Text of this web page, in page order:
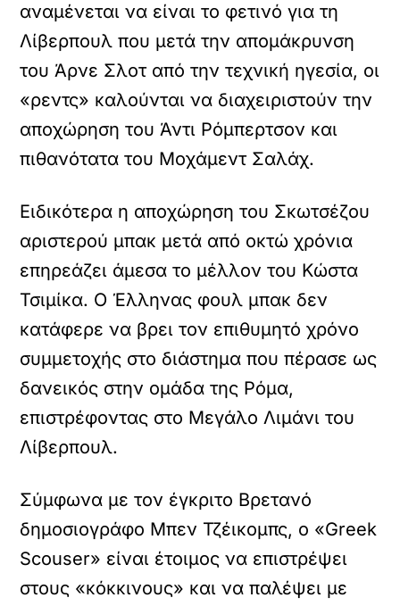
αναμένεται να είναι το φετινό για τη
Λίβερπουλ που μετά την απομάκρυνση
του Άρνε Σλοτ από την τεχνική ηγεσία, οι
«ρεντς» καλούνται να διαχειριστούν την
αποχώρηση του Άντι Ρόμπερτσον και
πιθανότατα του Μοχάμεντ Σαλάχ.
Ειδικότερα η αποχώρηση του Σκωτσέζου
αριστερού μπακ μετά από οκτώ χρόνια
επηρεάζει άμεσα το μέλλον του Κώστα
Τσιμίκα. Ο Έλληνας φουλ μπακ δεν
κατάφερε να βρει τον επιθυμητό χρόνο
συμμετοχής στο διάστημα που πέρασε ως
δανεικός στην ομάδα της Ρόμα,
επιστρέφοντας στο Μεγάλο Λιμάνι του
Λίβερπουλ.
Σύμφωνα με τον έγκριτο Βρετανό
δημοσιογράφο Μπεν Τζέικομπς, ο «Greek
Scouser» είναι έτοιμος να επιστρέψει
στους «κόκκινους» και να παλέψει με